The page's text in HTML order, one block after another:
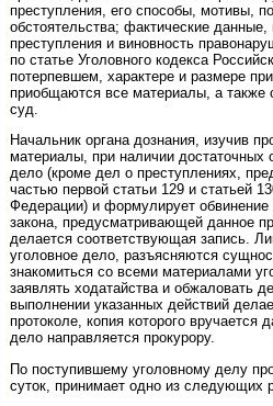
преступления, его способы, мотивы,
обстоятельства; фактические
преступления и виновность
по статье Уголовного кодекса
потерпевшем, характере и размере
приобщаются все материалы, а
суд.
Начальник органа дознания, изучив
материалы, при наличии достаточных
дело (кроме дел о преступлениях,
частью первой статьи 129 и статьей
Федерации) и формулирует обвинение
закона, предусматривающей данное
делается соответствующая запись.
уголовное дело, разъясняются
знакомиться со всеми материалами
заявлять ходатайства и обжаловать
выполнении указанных действий
протоколе, копия которого вручается
дело направляется прокурору.
По поступившему уголовному делу
суток, принимает одно из следующих